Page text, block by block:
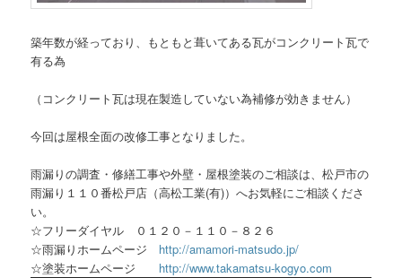
築年数が経っており、もともと葺いてある瓦がコンクリート瓦で
有る為
（コンクリート瓦は現在製造していない為補修が効きません）
今回は屋根全面の改修工事となりました。
雨漏りの調査・修繕工事や外壁・屋根塗装のご相談は、松戸市の
雨漏り１１０番松戸店（高松工業(有)）へお気軽にご相談くださ
い。
☆フリーダイヤル ０１２０－１１０－８２６
☆雨漏りホームページ http://amamori-matsudo.jp/
☆塗装ホームページ http://www.takamatsu-kogyo.com